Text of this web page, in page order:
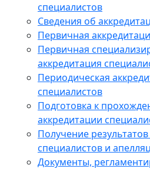
специалистов
Сведения об
Первичная
Первичная
аккредитация
Периодическая
специалистов
Подготовка к
аккредитации
Получение
специалистов и
Документы,